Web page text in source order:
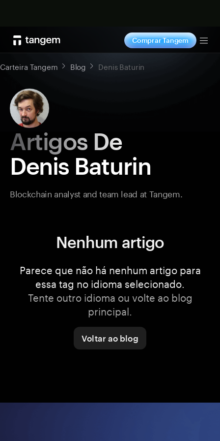
Comprar Tangem
Carteira Tangem Blog Denis Baturin
Artigos De
Denis Baturin
Blockchain analyst and team lead at Tangem.
Nenhum artigo
Parece que não há nenhum artigo para
essa tag no idioma selecionado.
Tente outro idioma ou volte ao blog
principal.
Voltar ao blog